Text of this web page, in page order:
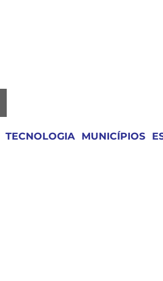
TECNOLOGIA MUNICÍPIOS